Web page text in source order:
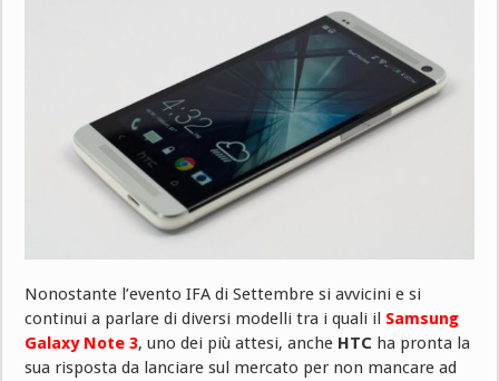
Nonostante l’evento IFA di Settembre si avvicini e si
continui a parlare di diversi modelli tra i quali il Samsung
Galaxy Note 3, uno dei più attesi, anche HTC ha pronta la
sua risposta da lanciare sul mercato per non mancare ad